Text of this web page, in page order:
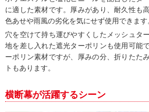
に適した素材です。厚みがあり、耐久性も
色あせや雨風の劣化を気にせず使用できます
穴を空けて持ち運びやすくしたメッシュタ
地を差し入れた遮光ターポリンも使用可能
ーポリン素材ですが、厚みの分、折りたた
トもあります。
横断幕が活躍するシーン